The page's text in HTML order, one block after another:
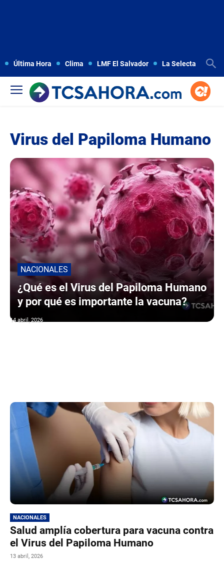
Última Hora Clima LMF El Salvador La Selecta
Virus del Papiloma Humano
NACIONALES
¿Qué es el Virus del Papiloma Humano
y por qué es importante la vacuna?
14 abril, 2026
NACIONALES
Salud amplía cobertura para vacuna contra
el Virus del Papiloma Humano
13 abril, 2026